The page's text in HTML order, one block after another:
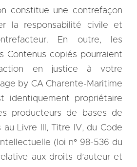
constitue une contrefaçon
la responsabilité civile et
En outre, les
Contenus copiés pourraient
en justice à votre
by CA Charente-Maritime
identiquement propriétaire
producteurs de bases de
au Livre III, Titre IV, du Code
(loi n° 98-536 du
aux droits d’auteur et